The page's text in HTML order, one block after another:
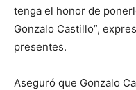
tenga el honor de
Gonzalo Castillo”,
presentes.
Aseguró que Gonzalo